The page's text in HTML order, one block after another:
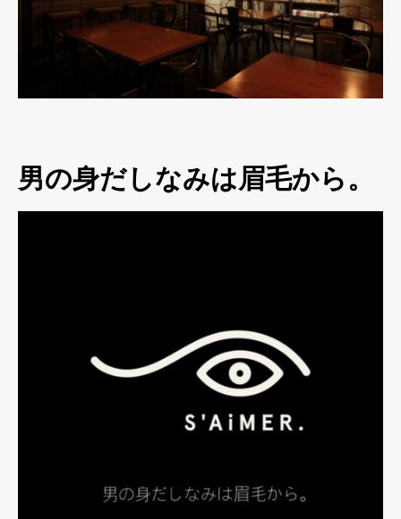
男の身だしなみは眉毛から。